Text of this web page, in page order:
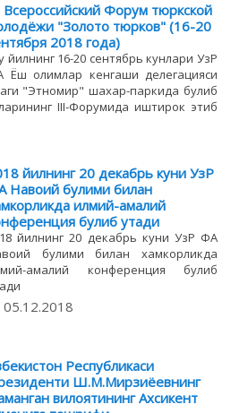
Форум тюркской
"Золото тюрков" (16-20
2018 года)
йилнинг 16-20 сентябрь кунлари УзР
Ёш олимлар кенгаши делегацияси
"Этномир" шахар-паркида булиб
III-Форумида иштирок этиб
йилнинг 20 декабрь куни УзР
Навоий булими билан
илмий-амалий
булиб утади
йилнинг 20 декабрь куни УзР ФА
булими билан хамкорликда
амалий конференция булиб
05.12.2018
Республикаси
Ш.М.Мирзиёевнинг
вилоятининг Ахсикент